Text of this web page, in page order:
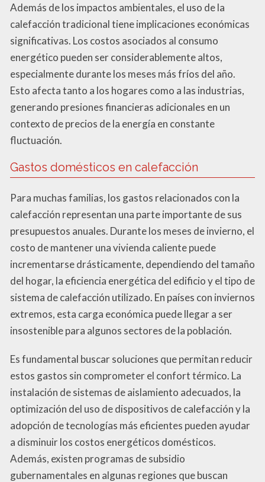
Además de los impactos ambientales, el uso de la
calefacción tradicional tiene implicaciones económicas
significativas. Los costos asociados al consumo
energético pueden ser considerablemente altos,
especialmente durante los meses más fríos del año.
Esto afecta tanto a los hogares como a las industrias,
generando presiones financieras adicionales en un
contexto de precios de la energía en constante
fluctuación.
Gastos domésticos en calefacción
Para muchas familias, los gastos relacionados con la
calefacción representan una parte importante de sus
presupuestos anuales. Durante los meses de invierno, el
costo de mantener una vivienda caliente puede
incrementarse drásticamente, dependiendo del tamaño
del hogar, la eficiencia energética del edificio y el tipo de
sistema de calefacción utilizado. En países con inviernos
extremos, esta carga económica puede llegar a ser
insostenible para algunos sectores de la población.
Es fundamental buscar soluciones que permitan reducir
estos gastos sin comprometer el confort térmico. La
instalación de sistemas de aislamiento adecuados, la
optimización del uso de dispositivos de calefacción y la
adopción de tecnologías más eficientes pueden ayudar
a disminuir los costos energéticos domésticos.
Además, existen programas de subsidio
gubernamentales en algunas regiones que buscan